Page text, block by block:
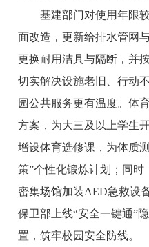
基建部门对使用年限
面改造，更新给排水管网
更换耐用洁具与隔断，并
切实解决设施老旧、行动
园公共服务更有温度。体
方案，为大三及以上学生
增设体育选修课，为体质
策”个性化锻炼计划；同
密集场馆加装AED急救设
保卫部上线“安全一键通”
置，筑牢校园安全防线。